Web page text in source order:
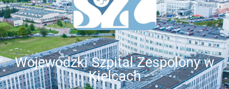
Wojewódzki Szpital Zespolony w
Kielcach